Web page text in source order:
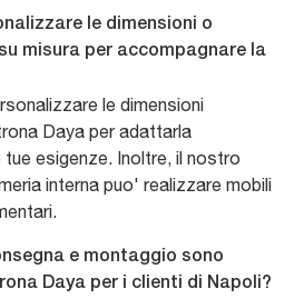
le dimensioni o
misura per accompagnare la
le dimensioni
Daya per adattarla
esigenze. Inoltre, il nostro
interna puo' realizzare mobili
e montaggio sono
Daya per i clienti di Napoli?